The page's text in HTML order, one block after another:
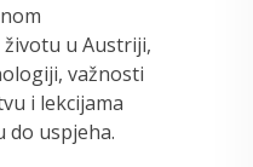
u Austriji,
važnosti
i lekcijama
do uspjeha.